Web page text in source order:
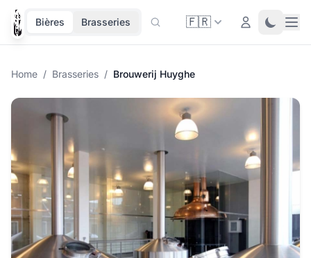
Bières Brasseries 🇫🇷 Login Toggle
Home / Brasseries / Brouwerij Huyghe